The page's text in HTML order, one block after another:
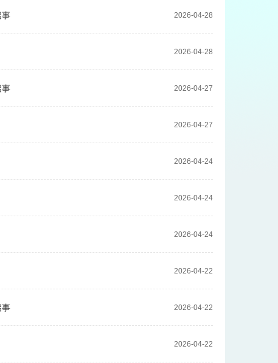
2026-04-28
2026-04-28
2026-04-27
2026-04-27
2026-04-24
2026-04-24
2026-04-24
2026-04-22
2026-04-22
2026-04-22